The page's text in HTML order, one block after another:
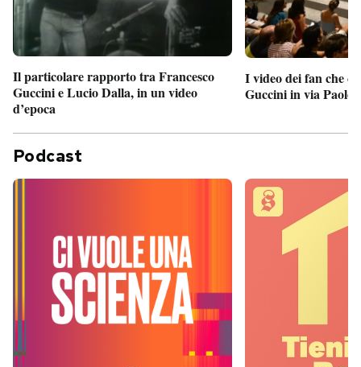
Il particolare rapporto tra Francesco
Guccini e Lucio Dalla, in un video
d’epoca
I video dei fan che
Guccini in via Paolo
Podcast